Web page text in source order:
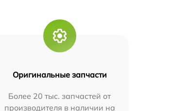
Оригинальные запчасти
Более 20 тыс. запчастей от
производителя в наличии на